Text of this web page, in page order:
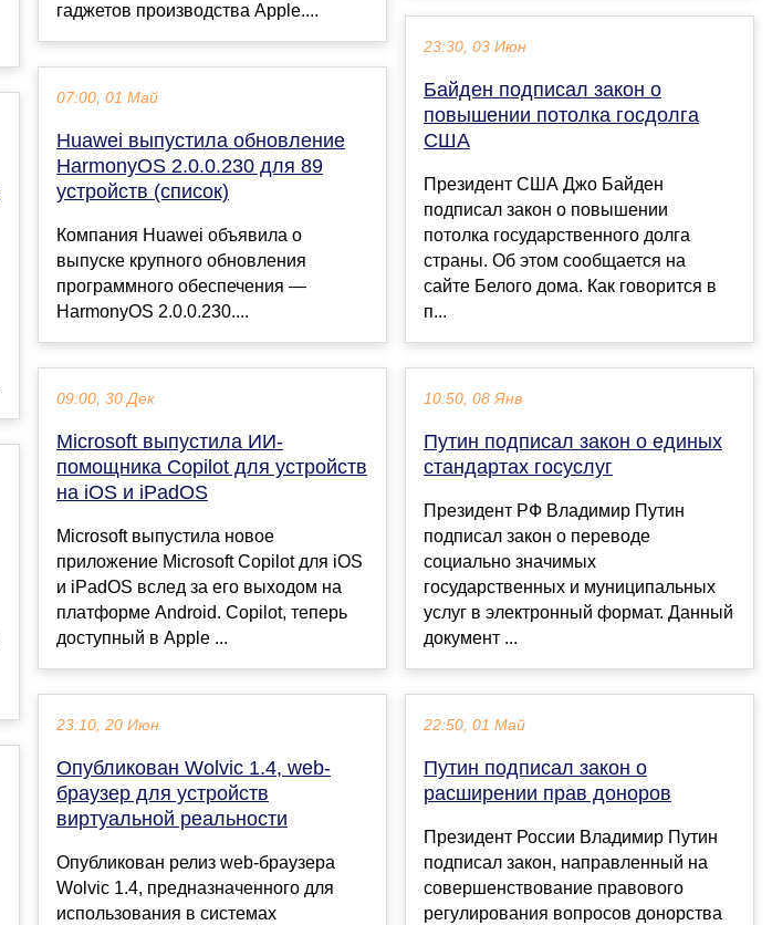
гаджетов производства Apple....
07:00, 01 Май
Huawei выпустила обновление
HarmonyOS 2.0.0.230 для 89
устройств (список)
Компания Huawei объявила о
выпуске крупного обновления
программного обеспечения —
HarmonyOS 2.0.0.230....
09:00, 30 Дек
Microsoft выпустила ИИ-
помощника Copilot для устройств
на iOS и iPadOS
Microsoft выпустила новое
приложение Microsoft Copilot для iOS
и iPadOS вслед за его выходом на
платформе Android. Copilot, теперь
доступный в Apple ...
23:10, 20 Июн
Опубликован Wolvic 1.4, web-
браузер для устройств
виртуальной реальности
Опубликован релиз web-браузера
Wolvic 1.4, предназначенного для
использования в системах
23:30, 03 Июн
Байден подписал закон о
повышении потолка госдолга
США
Президент США Джо Байден
подписал закон о повышении
потолка государственного долга
страны. Об этом сообщается на
сайте Белого дома. Как говорится в
п...
10:50, 08 Янв
Путин подписал закон о единых
стандартах госуслуг
Президент РФ Владимир Путин
подписал закон о переводе
социально значимых
государственных и муниципальных
услуг в электронный формат. Данный
документ ...
22:50, 01 Май
Путин подписал закон о
расширении прав доноров
Президент России Владимир Путин
подписал закон, направленный на
совершенствование правового
регулирования вопросов донорства